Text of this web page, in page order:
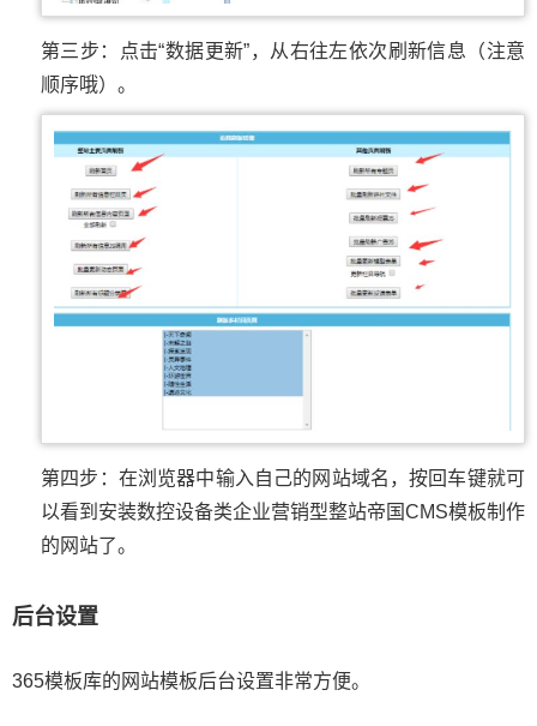
第三步：点击“数据更新”，从右往左依次刷新信息（注意
顺序哦）。
第四步：在浏览器中输入自己的网站域名，按回车键就可
以看到安装数控设备类企业营销型整站帝国CMS模板制作
的网站了。
后台设置
365模板库的网站模板后台设置非常方便。